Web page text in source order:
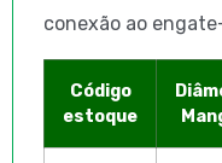
conexão ao
Código
estoque